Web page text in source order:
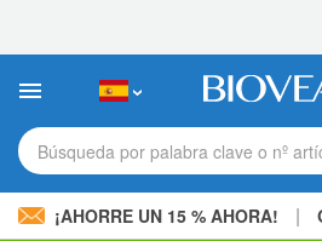
sitio
incluye
sistema
de Búsqueda por palabra clave o nº
¡AHORRE UN 15 % AHORA! |